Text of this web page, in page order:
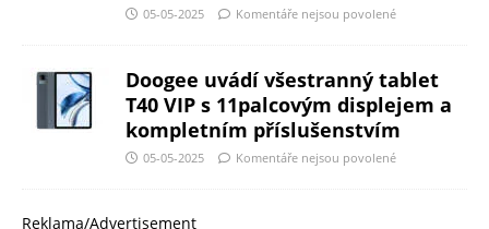
05-05-2025 Komentáře nejsou povolené
Doogee uvádí všestranný tablet
T40 VIP s 11palcovým displejem a
kompletním příslušenstvím
05-05-2025 Komentáře nejsou povolené
Reklama/Advertisement